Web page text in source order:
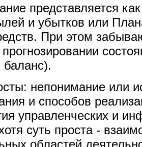
представляется
и убытков или
При этом
непонимание или
и способов
управленческих и
суть проста -